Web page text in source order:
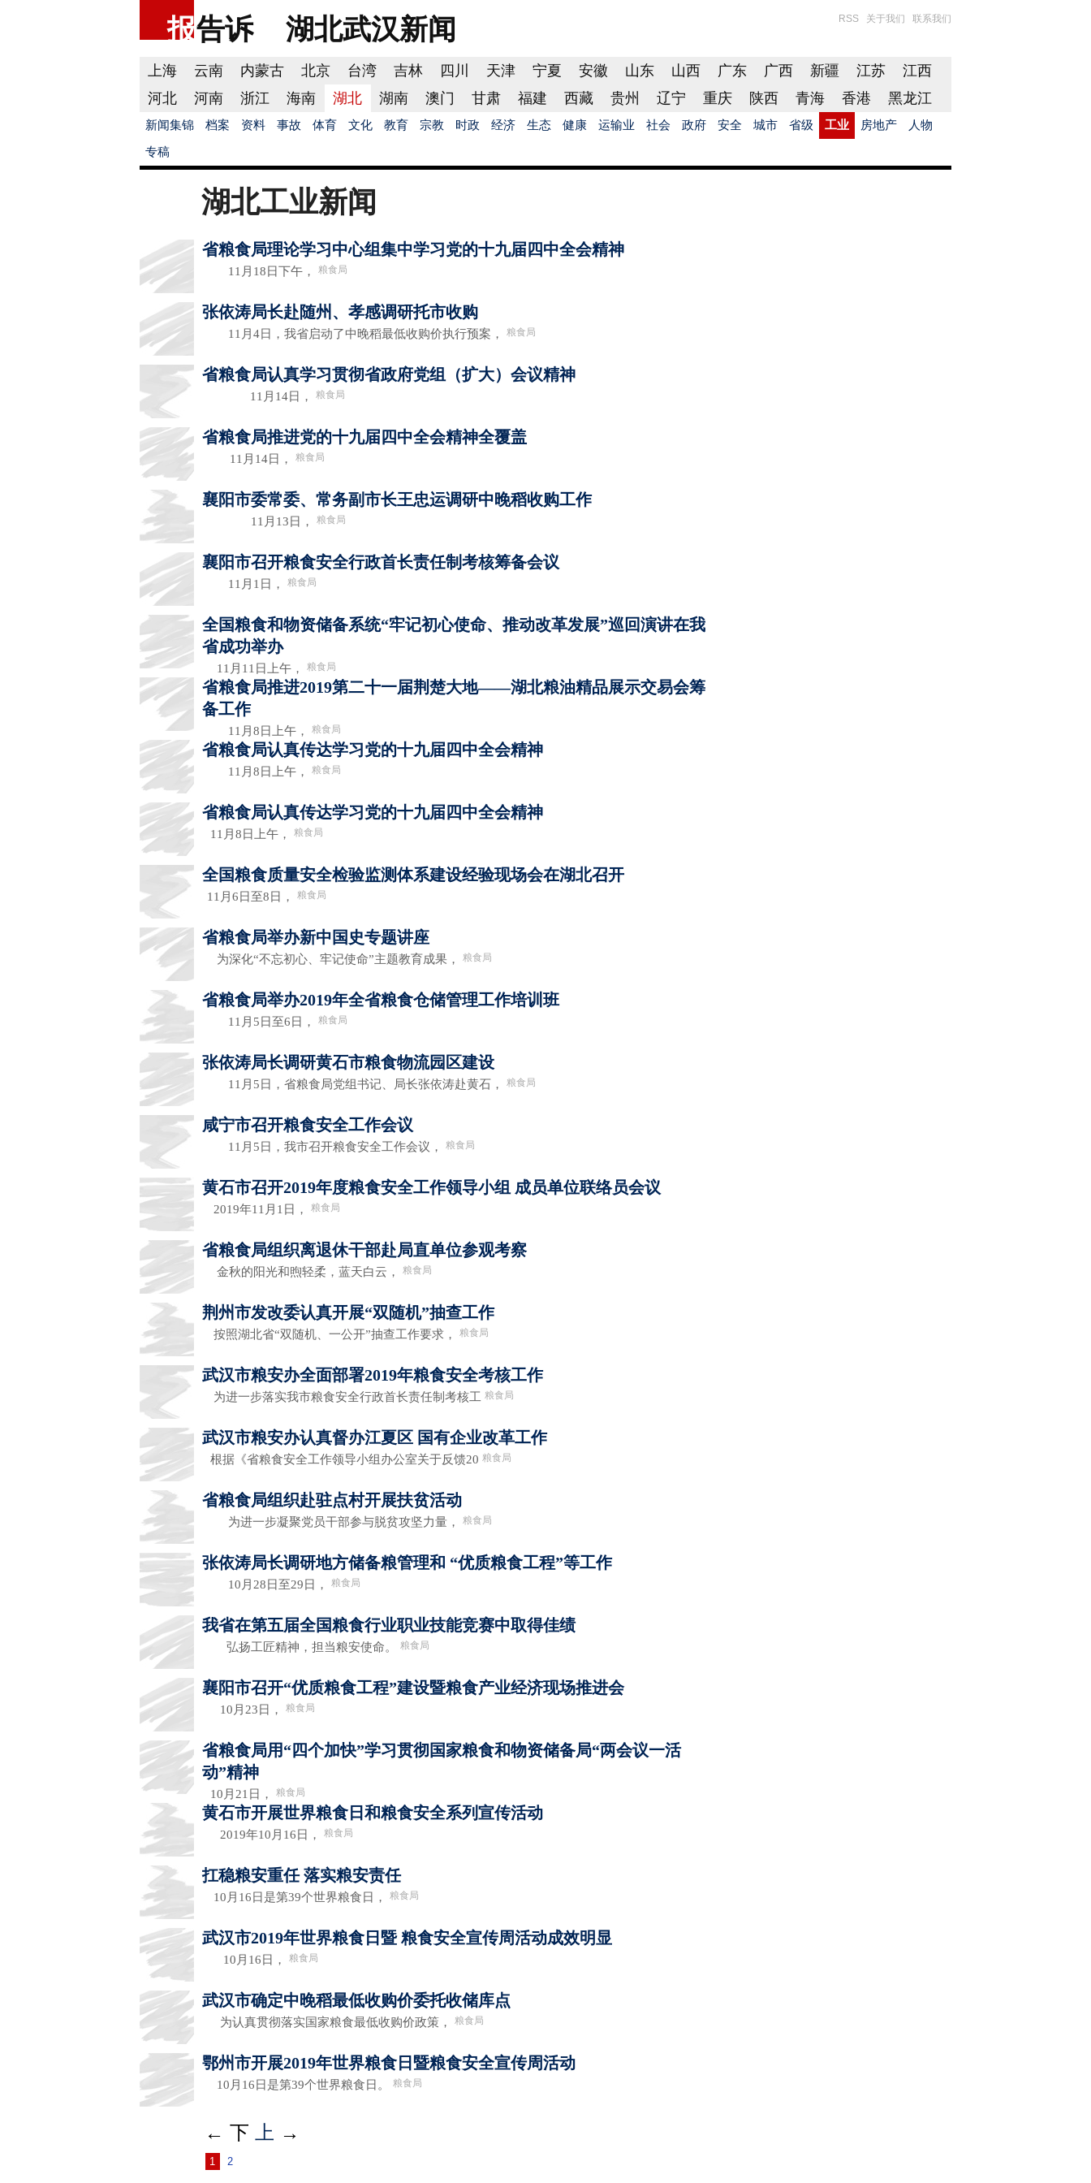
报告诉 湖北武汉新闻 RSS 关于我们 联系我们
上海 云南 内蒙古 北京 台湾 吉林 四川 天津 宁夏 安徽 山东 山西 广东 广西 新疆 江苏
江西
河北
河南 浙江 海南 湖北 湖南 澳门 甘肃 福建 西藏 贵州 辽宁 重庆 陕西 青海 香港 黑龙江
新闻集锦 档案 资料 事故 体育 文化 教育 宗教 时政 经济 生态 健康 运输业 社会 政府 安全 城市 省级 工业 房地产 人物
专稿
湖北工业新闻
省粮食局理论学习中心组集中学习党的十九届四中全会精神
11月18日下午， 粮食局
张依涛局长赴随州、孝感调研托市收购
11月4日，我省启动了中晚稻最低收购价执行预案， 粮食局
省粮食局认真学习贯彻省政府党组（扩大）会议精神
11月14日， 粮食局
省粮食局推进党的十九届四中全会精神全覆盖
11月14日， 粮食局
襄阳市委常委、常务副市长王忠运调研中晚稻收购工作
11月13日， 粮食局
襄阳市召开粮食安全行政首长责任制考核筹备会议
11月1日， 粮食局
全国粮食和物资储备系统“牢记初心使命、推动改革发展”巡回演讲在我
省成功举办
11月11日上午， 粮食局
省粮食局推进2019第二十一届荆楚大地­——湖北粮油精品展示交易会筹
备工作
11月8日上午， 粮食局
省粮食局认真传达学习党的十九届四中全会精神
11月8日上午， 粮食局
省粮食局认真传达学习党的十九届四中全会精神
11月8日上午， 粮食局
全国粮食质量安全检验监测体系建设经验现场会在湖北召开
11月6日至8日， 粮食局
省粮食局举办新中国史专题讲座
为深化“不忘初心、牢记使命”主题教育成果， 粮食局
省粮食局举办2019年全省粮食仓储管理工作培训班
11月5日至6日， 粮食局
张依涛局长调研黄石市粮食物流园区建设
11月5日，省粮食局党组书记、局长张依涛赴黄石， 粮食局
咸宁市召开粮食安全工作会议
11月5日，我市召开粮食安全工作会议， 粮食局
黄石市召开2019年度粮食安全工作领导小组 成员单位联络员会议
2019年11月1日， 粮食局
省粮食局组织离退休干部赴局直单位参观考察
金秋的阳光和煦轻柔，蓝天白云， 粮食局
荆州市发改委认真开展“双随机”抽查工作
按照湖北省“双随机、一公开”抽查工作要求， 粮食局
武汉市粮安办全面部署2019年粮食安全考核工作
为进一步落实我市粮食安全行政首长责任制考核工 粮食局
武汉市粮安办认真督办江夏区 国有企业改革工作
根据《省粮食安全工作领导小组办公室关于反馈20 粮食局
省粮食局组织赴驻点村开展扶贫活动
为进一步凝聚党员干部参与脱贫攻坚力量， 粮食局
张依涛局长调研地方储备粮管理和 “优质粮食工程”等工作
10月28日至29日， 粮食局
我省在第五届全国粮食行业职业技能竞赛中取得佳绩
弘扬工匠精神，担当粮安使命。 粮食局
襄阳市召开“优质粮食工程”建设暨粮食产业经济现场推进会
10月23日， 粮食局
省粮食局用“四个加快”学习贯彻国家粮食和物资储备局“两会议一活
动”精神
10月21日， 粮食局
黄石市开展世界粮食日和粮食安全系列宣传活动
2019年10月16日， 粮食局
扛稳粮安重任 落实粮安责任
10月16日是第39个世界粮食日， 粮食局
武汉市2019年世界粮食日暨 粮食安全宣传周活动成效明显
10月16日， 粮食局
武汉市确定中晚稻最低收购价委托收储库点
为认真贯彻落实国家粮食最低收购价政策， 粮食局
鄂州市开展2019年世界粮食日暨粮食安全宣传周活动
10月16日是第39个世界粮食日。 粮食局
← 下 上 →
1 2